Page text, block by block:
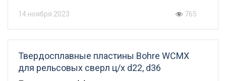
14 ноября 2023 765
Твердосплавные пластины Bohre WCMX
для рельсовых сверл ц/х d22, d36